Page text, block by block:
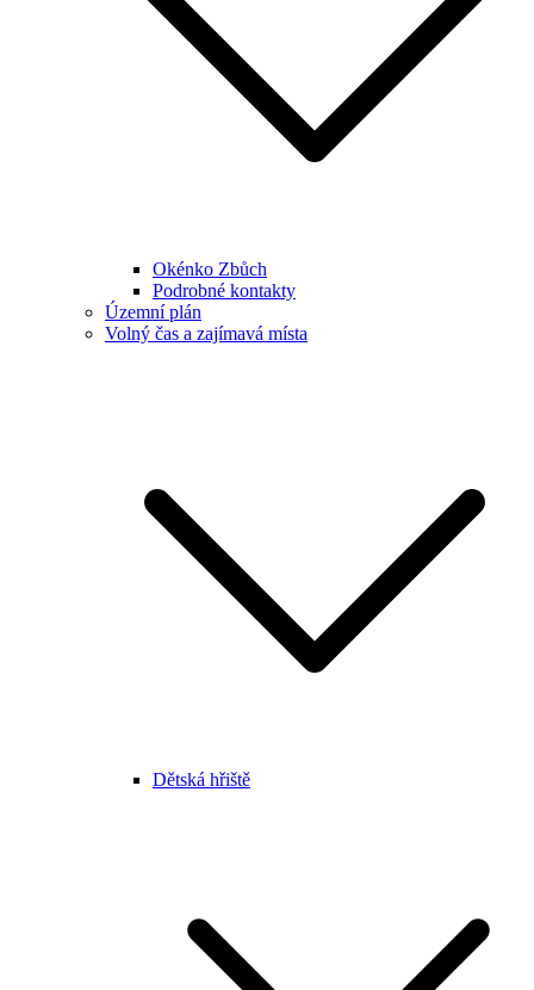
Okénko Zbůch
Podrobné kontakty
Územní plán
Volný čas a zajímavá místa
Dětská hřiště